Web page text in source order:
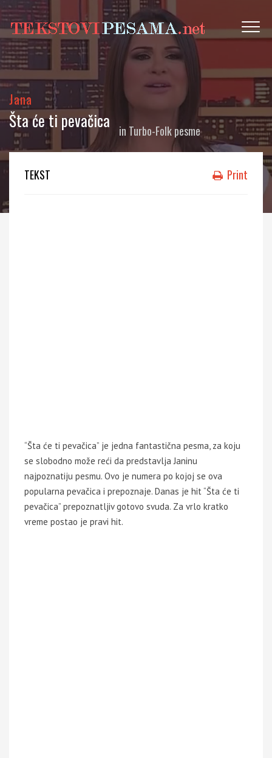
Jana
Šta će ti pevačica in Turbo-Folk pesme
TEKST Print
“Šta će ti pevačica” je jedna fantastična pesma, za koju
se slobodno može reći da predstavlja Janinu
najpoznatiju pesmu. Ovo je numera po kojoj se ova
popularna pevačica i prepoznaje. Danas je hit “Šta će ti
pevačica” prepoznatljiv gotovo svuda. Za vrlo kratko
vreme postao je pravi hit.